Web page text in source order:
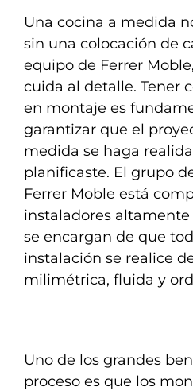
Una cocina a medida
sin una colocación de
equipo de Ferrer
cuida al detalle. Tener
en montaje es
garantizar que el
medida se haga
planificaste. El grupo
Ferrer Moble está
instaladores
se encargan de que
instalación se realice
milimétrica, fluida y
Uno de los grandes
proceso es que los